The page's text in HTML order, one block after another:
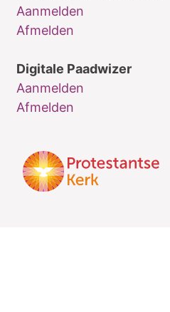
Aanmelden
Afmelden
Digitale Paadwizer
Aanmelden
Afmelden